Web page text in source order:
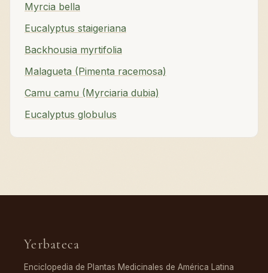
Myrcia bella
Eucalyptus staigeriana
Backhousia myrtifolia
Malagueta (Pimenta racemosa)
Camu camu (Myrciaria dubia)
Eucalyptus globulus
Yerbateca
Enciclopedia de Plantas Medicinales de América Latina